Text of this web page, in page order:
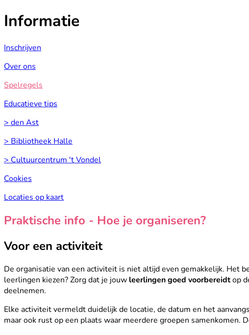
Informatie
Inschrijven
Over ons
Spelregels
Educatieve tips
> den Ast
> Bibliotheek Halle
> Cultuurcentrum 't Vondel
Cookies
Locaties op kaart
Praktische info - Hoe je organiseren?
Voor een activiteit
De organisatie van een activiteit is niet altijd even gemakkelijk. Het
leerlingen kiezen? Zorg dat je jouw leerlingen goed voorbereidtop
deelnemen.
Elke activiteit vermeldt duidelijk de locatie, de datum en het
maar ook rust op een plaats waar meerdere groepen